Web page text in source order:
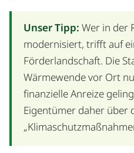
Unser Tipp:Wer in der
modernisiert, trifft auf
Förderlandschaft. Die
Wärmewende vor Ort
finanzielle Anreize
Eigentümer daher über